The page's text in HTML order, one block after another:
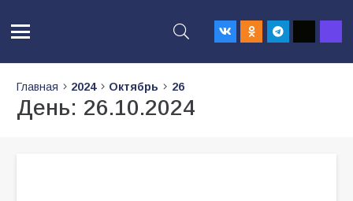
Главная 2024 Октябрь 26
День: 26.10.2024